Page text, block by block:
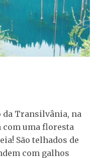
da Transilvânia, na
com uma floresta
São telhados de
com galhos